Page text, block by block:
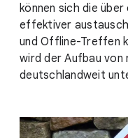
können sich die
effektiver
und Offline-Treffen
wird der Aufbau von
deutschlandweit